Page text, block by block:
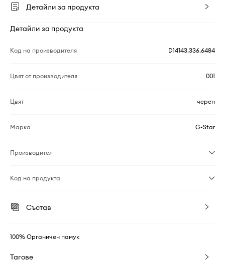
Детайли за продукта
Детайли за продукта
Код на производителя D14143.336.6484
Цвят от производителя 001
Цвят черен
Марка G-Star
Производител
Код на продукта
Състав
100% Органичен памук
Тагове